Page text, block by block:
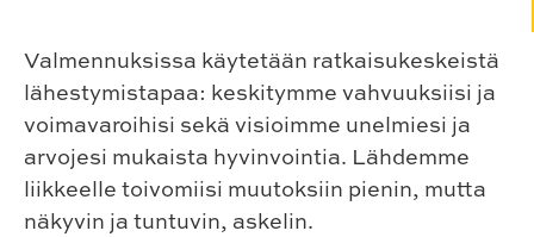
Valmennuksissa käytetään ratkaisukeskeistä
lähestymistapaa: keskitymme vahvuuksiisi ja
voimavaroihisi sekä visioimme unelmiesi ja
arvojesi mukaista hyvinvointia. Lähdemme
liikkeelle toivomiisi muutoksiin pienin, mutta
näkyvin ja tuntuvin, askelin.